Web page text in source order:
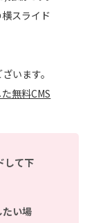
スライド
います。
無料CMS
して下
たい場